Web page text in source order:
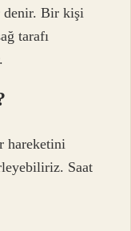
denir. Bir kişi
tarafı
hareketini
Saat